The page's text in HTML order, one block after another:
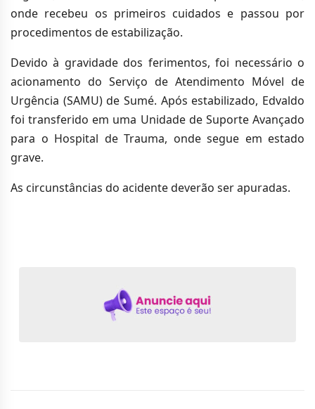
onde recebeu os primeiros cuidados e passou por
procedimentos de estabilização.
Devido à gravidade dos ferimentos, foi necessário o
acionamento do Serviço de Atendimento Móvel de
Urgência (SAMU) de Sumé. Após estabilizado, Edvaldo
foi transferido em uma Unidade de Suporte Avançado
para o Hospital de Trauma, onde segue em estado
grave.
As circunstâncias do acidente deverão ser apuradas.